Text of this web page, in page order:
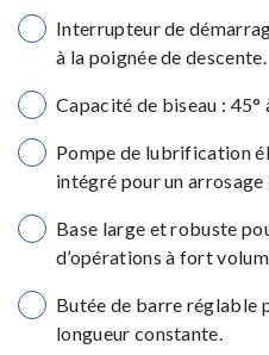
Interrupteur de
à la poignée de descente.
Capacité de biseau : 45°
Pompe de lubrification
intégré pour un
Base large et robuste
d’opérations à fort
Butée de barre réglable
longueur constante.